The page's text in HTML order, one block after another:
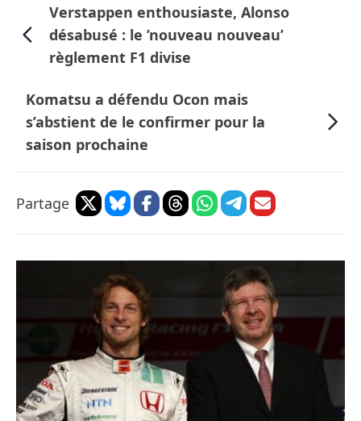
Verstappen enthousiaste, Alonso
désabusé : le ’nouveau nouveau’
règlement F1 divise
Komatsu a défendu Ocon mais
s’abstient de le confirmer pour la
saison prochaine
Partage